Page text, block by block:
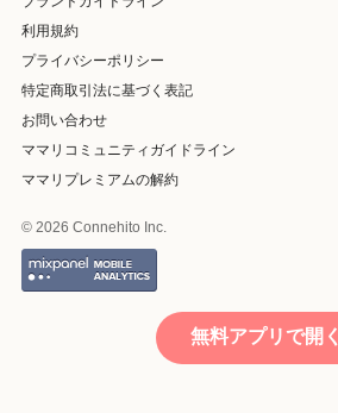
利用規約
プライバシーポリシー
特定商取引法に基づく表記
お問い合わせ
ママリコミュニティガイドライン
ママリプレミアムの解約
© 2026 Connehito Inc.
無料アプリで開く